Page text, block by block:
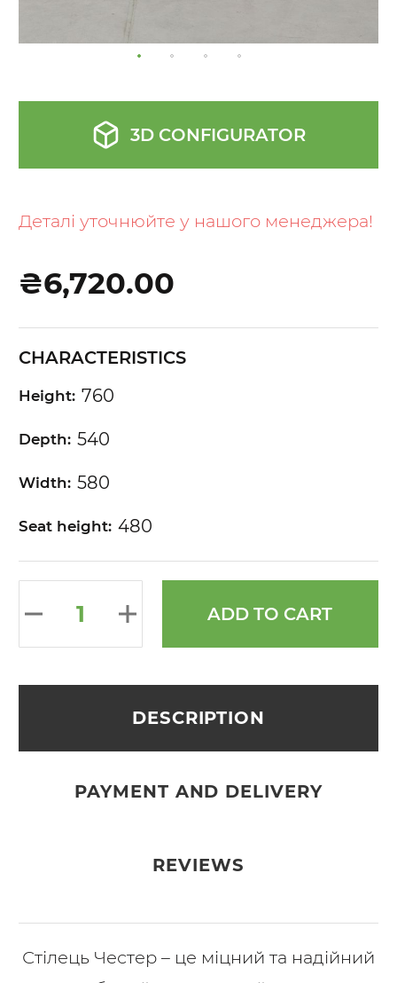
Деталі уточнюйте у нашого менеджера!
₴6,720.00
CHARACTERISTICS
Height: 760
Depth: 540
Width: 580
Seat height: 480
ADD TO CART
3D CONFIGURATOR
the
the
gallery
DESCRIPTION
PAYMENT AND DELIVERY
REVIEWS
Стілець Честер – це міцний та надійний